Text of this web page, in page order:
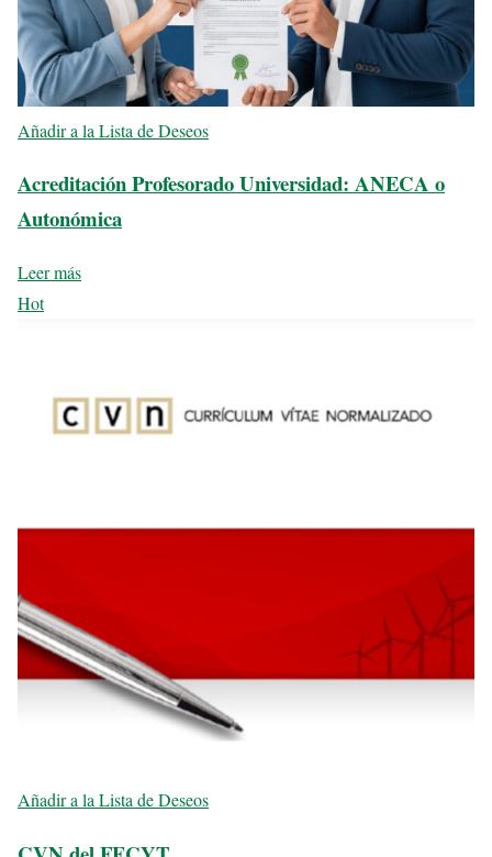
Añadir a la Lista de Deseos
Acreditación Profesorado Universidad: ANECA o
Autonómica
Leer más
Hot
Añadir a la Lista de Deseos